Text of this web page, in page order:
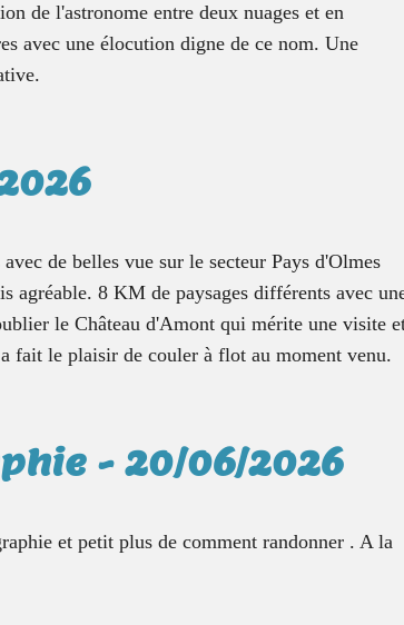
de l'astronome entre deux nuages et en
avec une élocution digne de ce nom. Une
de belles vue sur le secteur Pays d'Olmes
agréable. 8 KM de paysages différents avec
le Château d'Amont qui mérite une visite
fait le plaisir de couler à flot au moment venu.
- 20/06/2026
et petit plus de comment randonner . A la